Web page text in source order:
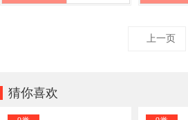
上一页
猜你喜欢